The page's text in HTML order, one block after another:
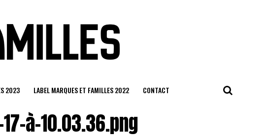
2023 LABEL MARQUES ET FAMILLES 2022 CONTACT
à-10.03.36.png